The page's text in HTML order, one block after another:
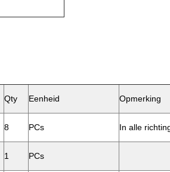
Qty Eenheid Opmerking
8 PCs In alle
1 PCs